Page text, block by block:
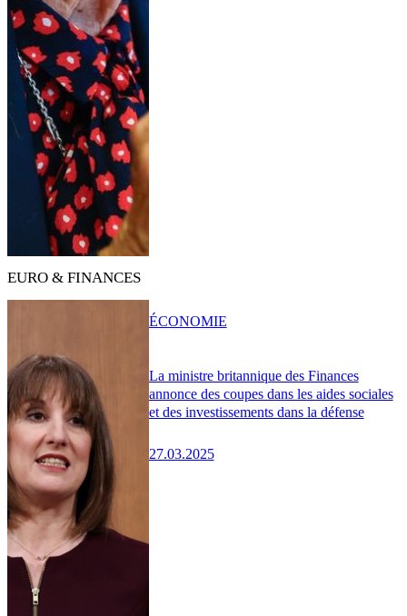
EURO & FINANCES
La ministre britannique des Finances
annonce des coupes dans les aides sociales
et des investissements dans la défense
27.03.2025
ÉCONOMIE